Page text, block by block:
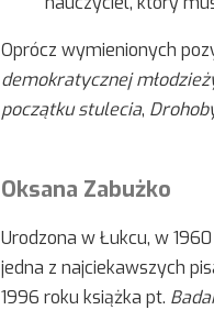
Oprócz wymienionych
demokratycznej
początku stulecia,
Oksana Zabużko
Urodzona w Łukcu, w
jedna z najciekawszych
1996 roku książka pt.